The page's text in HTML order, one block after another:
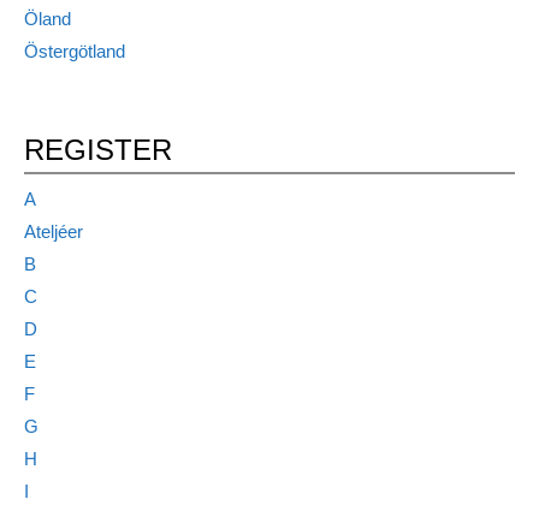
Öland
Östergötland
REGISTER
A
Ateljéer
B
C
D
E
F
G
H
I